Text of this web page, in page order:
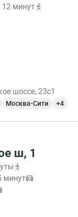
12 минут
шоссе, 23с1
Москва-Сити +4
ш, 1
минут